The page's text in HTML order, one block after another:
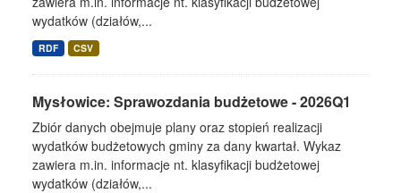
wydatków (działów,...
RDF CSV
Mysłowice: Sprawozdania budżetowe - 2026Q1
Zbiór danych obejmuje plany oraz stopień realizacji
wydatków budżetowych gminy za dany kwartał. Wykaz
zawiera m.in. informacje nt. klasyfikacji budżetowej
wydatków (działów,...